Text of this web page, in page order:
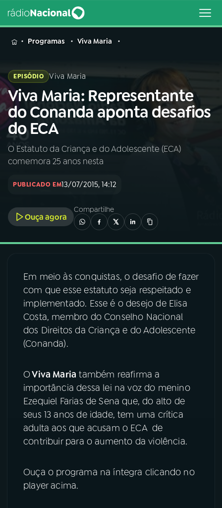
MENU
Buscar
na
Rádio
Nacional
Buscar
AO VIVO
INÍCIO
A RÁDIO
03PROGRAMAÇÃO
04 PROGRAMAS
PODCASTS
06VIDEOCASTS
07 ÚLTIMAS
FESTIVAL DE MÚSICA
ACOMPANHE A RÁDIO NACIONAL
Instagram
Programas Viva Maria
EPISÓDIO Viva Maria
Viva Maria: Representante
do Conanda aponta desafios
do ECA
O Estatuto da Criança e do Adolescente (ECA)
comemora 25 anos nesta
PUBLICADO EM13/07/2015, 14:12
Ouça agora
Compartilhe
Em meio às conquistas, o desafio de fazer
com que esse estatuto seja respeitado e
implementado. Esse é o desejo de Elisa
Costa, membro do Conselho Nacional
dos Direitos da Criança e do Adolescente
(Conanda).
OViva Maria também reafirma a
importância dessa lei na voz do menino
Ezequiel Farias de Sena que, do alto de
seus 13 anos de idade, tem uma crítica
adulta aos que acusam o ECA de
contribuir para o aumento da violência.
Ouça o programa na íntegra clicando no
player acima.